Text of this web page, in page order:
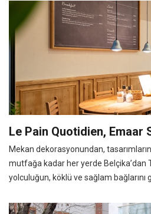
Le Pain Quotidien, Emaar
Mekan dekorasyonundan,
mutfağa kadar her yerde Belçika’dan
yolculuğun, köklü ve sağlam bağlarını